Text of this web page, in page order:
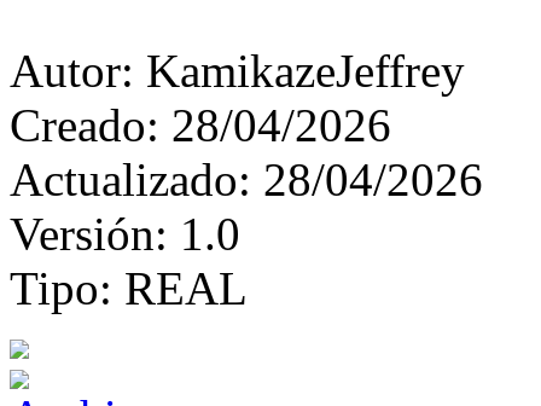
Autor: KamikazeJeffrey
Creado: 28/04/2026
Actualizado: 28/04/2026
Versión: 1.0
Tipo: REAL